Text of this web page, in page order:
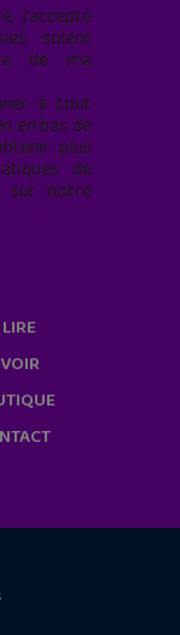
j’accepte
soient
de ma
à tout
en bas de
plus
de
sur notre